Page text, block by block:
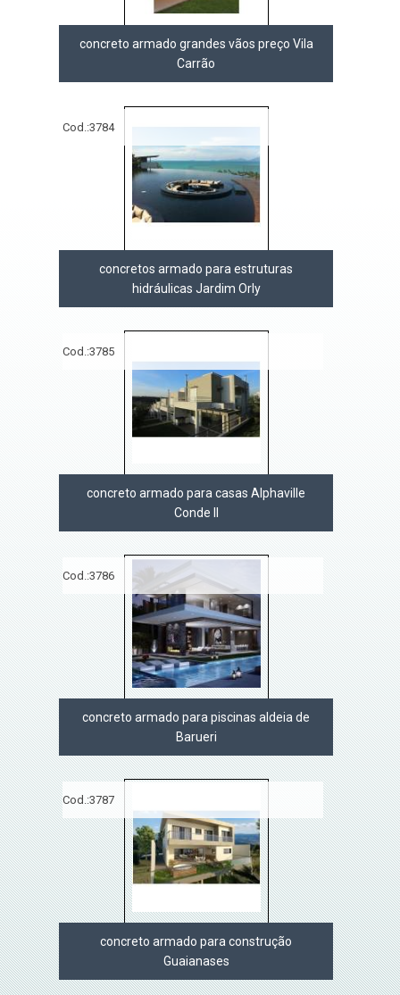
concreto armado grandes vãos preço Vila
Carrão
Cod.:3784
concretos armado para estruturas
hidráulicas Jardim Orly
Cod.:3785
concreto armado para casas Alphaville
Conde II
Cod.:3786
concreto armado para piscinas aldeia de
Barueri
Cod.:3787
concreto armado para construção
Guaianases